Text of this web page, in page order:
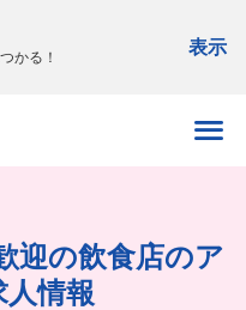
かる！
表示
迎の飲食店のア
情報